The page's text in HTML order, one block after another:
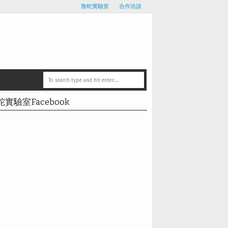
魯蛇實驗室 合作洽談
實驗室Facebook